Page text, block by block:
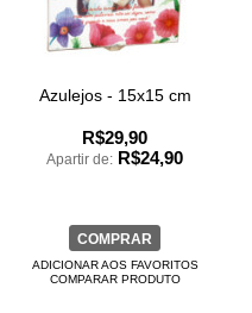
Azulejos - 15x15 cm
R$29,90
Apartir de: R$24,90
COMPRAR
ADICIONAR AOS FAVORITOS
COMPARAR PRODUTO